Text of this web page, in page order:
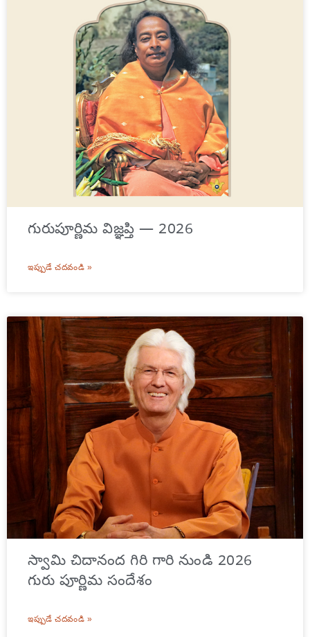
గురుపూర్ణిమ విజ్ఞప్తి — 2026
ఇప్పుడే చదవండి »
స్వామి చిదానంద గిరి గారి నుండి 2026
గురు పూర్ణిమ సందేశం
ఇప్పుడే చదవండి »